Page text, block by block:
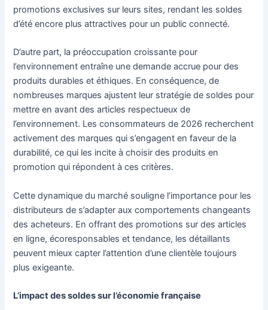
promotions exclusives sur leurs sites, rendant les soldes
d’été encore plus attractives pour un public connecté.
D’autre part, la préoccupation croissante pour
l’environnement entraîne une demande accrue pour des
produits durables et éthiques. En conséquence, de
nombreuses marques ajustent leur stratégie de soldes pour
mettre en avant des articles respectueux de
l’environnement. Les consommateurs de 2026 recherchent
activement des marques qui s’engagent en faveur de la
durabilité, ce qui les incite à choisir des produits en
promotion qui répondent à ces critères.
Cette dynamique du marché souligne l’importance pour les
distributeurs de s’adapter aux comportements changeants
des acheteurs. En offrant des promotions sur des articles
en ligne, écoresponsables et tendance, les détaillants
peuvent mieux capter l’attention d’une clientèle toujours
plus exigeante.
L’impact des soldes sur l’économie française